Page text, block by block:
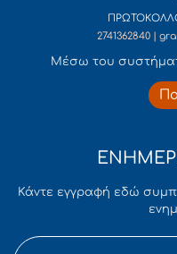
2741362840 |
Mέσω του
Κάντε εγγραφή εδώ